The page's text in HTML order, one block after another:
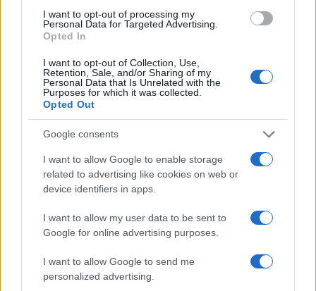
I want to opt-out of processing my
Personal Data for Targeted Advertising.
Opted In
I want to opt-out of Collection, Use,
Retention, Sale, and/or Sharing of my
Personal Data that Is Unrelated with the
Purposes for which it was collected.
Opted Out
Google consents
I want to allow Google to enable storage
related to advertising like cookies on web or
device identifiers in apps.
I want to allow my user data to be sent to
Google for online advertising purposes.
I want to allow Google to send me
personalized advertising.
Continua a leggere